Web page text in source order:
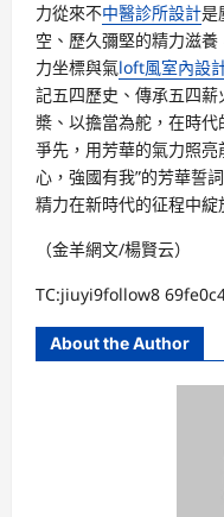
力從來不中醫診所設計是
空、歷久彌堅的精力滋
力坐標與氣loft風室內設
記五四歷史、傳承五四薪
槳、以擔當為舵，在時
爭先，用芳華的氣力照
心，強國有我”的芳華誓
精力在新時代的征程中綻
（金羊網文/楊賢云）
TC:jiuyi9follow8
About the Author